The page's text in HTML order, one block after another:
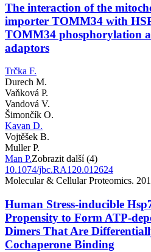
The interaction of the
importer TOMM34 with
TOMM34 phosphorylation
adaptors
Trčka F.
Durech M.
Vaňková P.
Vandová V.
Šimončík O.
Kavan D.
Vojtěšek B.
Muller P.
Man P.Zobrazit další (4)
10.1074/jbc.RA120.012624
Molecular & Cellular Proteomics.
Human Stress-inducible
Propensity to Form ATP-
Dimers That Are
Cochaperone Binding